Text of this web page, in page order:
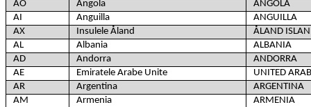
AO
Angola
ANGOLA
AI
Anguilla
ANGUILLA
AX
Insulele Åland
ÅLAND
AL
Albania
ALBANIA
AD
Andorra
ANDORRA
AE
Emiratele Arabe Unite
UNITED
AR
Argentina
ARGENTINA
AM
Armenia
ARMENIA